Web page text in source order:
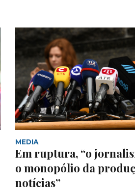
MEDIA
Em ruptura, “o
o monopólio da
notícias”